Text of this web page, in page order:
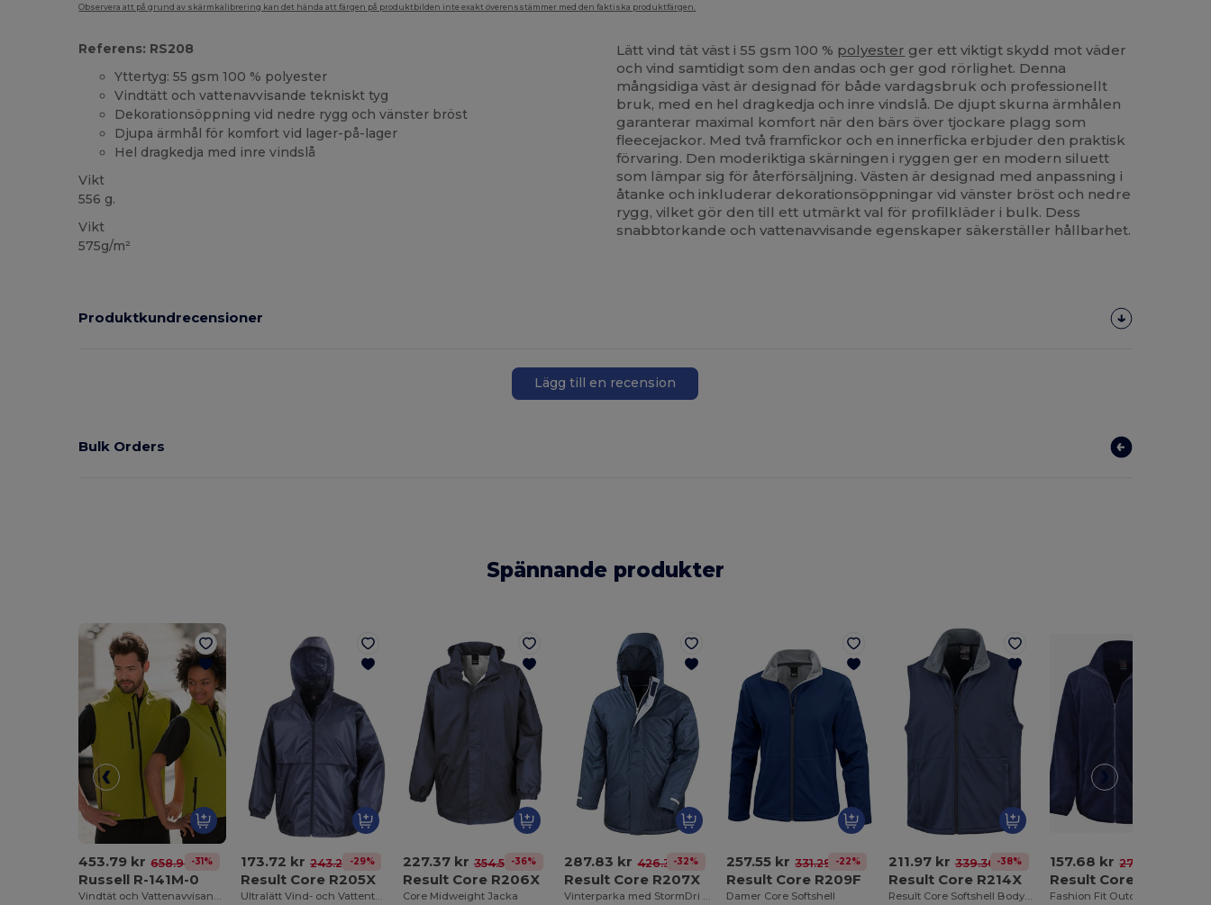
Observera att på grund av skärmkalibrering kan det hända att färgen på produktbilden inte exakt överensstämmer med den faktiska produktfärgen.
Referens: RS208
Yttertyg: 55 gsm 100 % polyester
Vindtätt och vattenavvisande tekniskt tyg
Dekorationsöppning vid nedre rygg och vänster bröst
Djupa ärmhål för komfort vid lager-på-lager
Hel dragkedja med inre vindslå
Vikt
556 g.
Vikt
575g/m²
Lätt vind tät väst i 55 gsm 100 % polyester ger ett viktigt skydd mot väder
och vind samtidigt som den andas och ger god rörlighet. Denna
mångsidiga väst är designad för både vardagsbruk och professionellt
bruk, med en hel dragkedja och inre vindslå. De djupt skurna ärmhålen
garanterar maximal komfort när den bärs över tjockare plagg som
fleecejackor. Med två framfickor och en innerficka erbjuder den praktisk
förvaring. Den moderiktiga skärningen i ryggen ger en modern siluett
som lämpar sig för återförsäljning. Västen är designad med anpassning i
åtanke och inkluderar dekorationsöppningar vid vänster bröst och nedre
rygg, vilket gör den till ett utmärkt val för profilkläder i bulk. Dess
snabbtorkande och vattenavvisande egenskaper säkerställer hållbarhet.
Produktkundrecensioner
Lägg till en recension
Bulk Orders
Spännande produkter
453.79 kr 658.96 kr
-31%
Russell R-141M-0
Vindtät och Vattenavvisande Softshellväst
173.72 kr 243.21 kr-29%
Result Core R205X
Ultralätt Vind- och Vattentät Jacka med Huva
227.37 kr 354.56 kr
-36%
Result Core R206X
Core Midweight Jacka
287.83 kr 426.38 kr
-32%
Result Core R207X
Vinterparka med StormDri och Fleecefoder
257.55 kr 331.29 kr-22%
Result Core R209F
Damer Core Softshell
211.97 kr 339.36 kr-38%
Result Core R214X
Result Core Softshell Bodywarmer
157.68 kr 274.66 kr
Result Core R220M
Fashion Fit Outdoor Fleece